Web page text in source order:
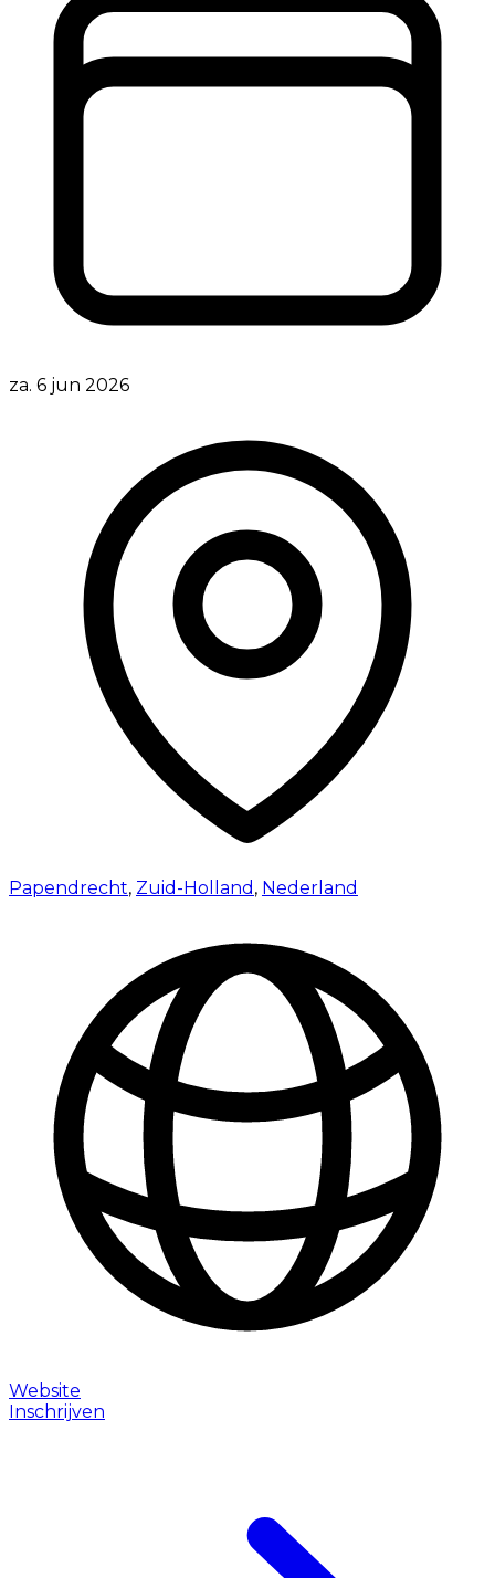
za. 6 jun 2026
Papendrecht, Zuid-Holland , Nederland
Website
Inschrijven